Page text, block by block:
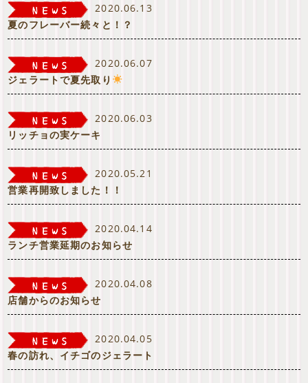
2020.06.13
夏のフレーバー続々と！？
2020.06.07
ジェラートで夏先取り
2020.06.03
リッチョの実ケーキ
2020.05.21
営業再開致しました！！
2020.04.14
ランチ営業延期のお知らせ
2020.04.08
店舗からのお知らせ
2020.04.05
春の訪れ、イチゴのジェラート